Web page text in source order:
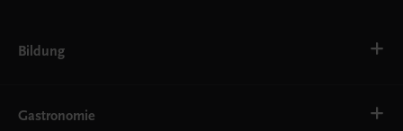
Bildung
AHS
Gastronomie